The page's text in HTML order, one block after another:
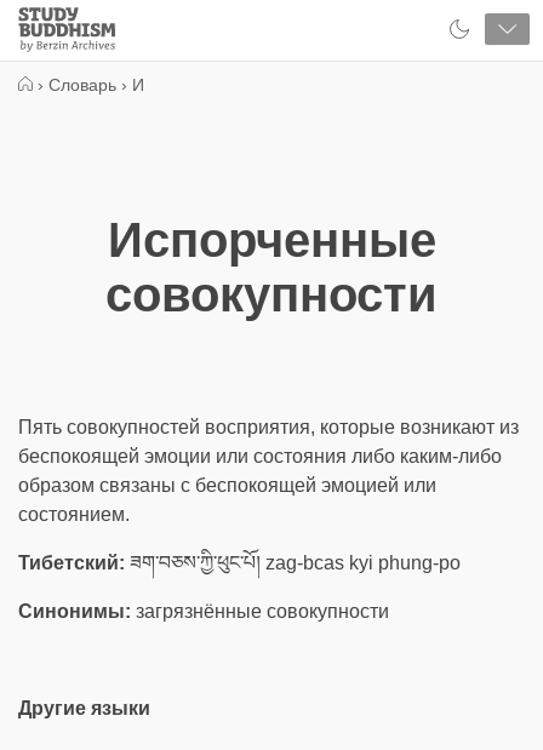
Close
Study
Buddhism
› Словарь › И
Испорченные
совокупности
Пять совокупностей восприятия, которые возникают из
беспокоящей эмоции или состояния либо каким-либо
образом связаны с беспокоящей эмоцией или
состоянием.
Тибетский: ཟག་བཅས་ཀྱི་ཕུང་པོ། zag-bcas kyi phung-po
Синонимы: загрязнённые совокупности
Другие языки